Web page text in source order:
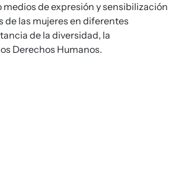
de expresión y sensibilización
de las mujeres en diferentes
de la diversidad, la
Derechos Humanos.